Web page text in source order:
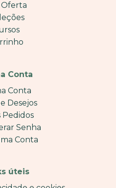
Oferta
Conta
Conta
Desejos
Pedidos
Senha
Conta
úteis